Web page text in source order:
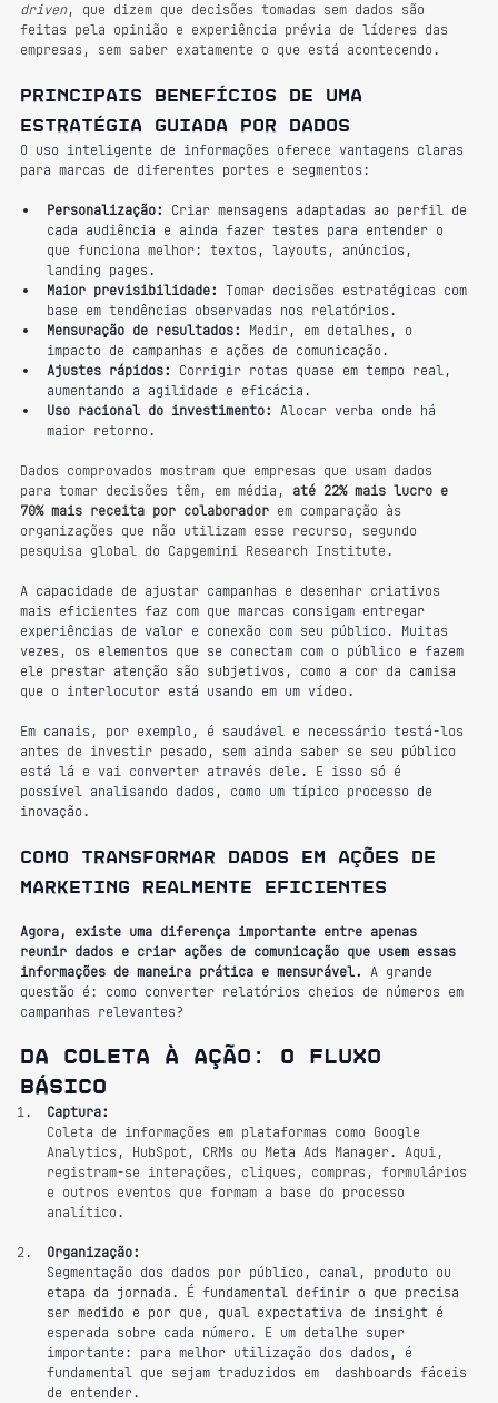
driven, que dizem que decisões tomadas sem dados são
feitas pela opinião e experiência prévia de líderes das
empresas, sem saber exatamente o que está acontecendo.
Principais benefícios de uma
estratégia guiada por dados
O uso inteligente de informações oferece vantagens claras
para marcas de diferentes portes e segmentos:
Personalização:
Criar mensagens adaptadas ao perfil de
cada audiência e ainda fazer testes para entender o
que funciona melhor: textos, layouts, anúncios,
landing pages.
Maior previsibilidade: Tomar decisões estratégicas com
base em tendências observadas nos relatórios.
Mensuração de resultados:
Medir, em detalhes, o
impacto de campanhas e ações de comunicação.
Ajustes rápidos:
Corrigir rotas quase em tempo real,
aumentando a agilidade e eficácia.
Uso racional do investimento: Alocar verba onde há
maior retorno.
Dados comprovados mostram que empresas que usam dados
para tomar decisões têm, em média, até 22% mais lucro e
70% mais receita por colaborador em comparação às
organizações que não utilizam esse recurso, segundo
pesquisa global do Capgemini Research Institute.
A capacidade de ajustar campanhas e desenhar criativos
mais eficientes faz com que marcas consigam entregar
experiências de valor e conexão com seu público. Muitas
vezes, os elementos que se conectam com o público e fazem
ele prestar atenção são subjetivos, como a cor da camisa
que o interlocutor está usando em um vídeo.
Em canais, por exemplo, é saudável e necessário testá-los
antes de investir pesado, sem ainda saber se seu público
está lá e vai converter através dele. E isso só é
possível analisando dados, como um típico processo de
inovação.
Como transformar dados em ações de
marketing realmente eficientes
Agora, existe uma diferença importante entre apenas
reunir dados e criar ações de comunicação que usem essas
informações de maneira prática e mensurável. A grande
questão é: como converter relatórios cheios de números em
campanhas relevantes?
Da coleta à ação: o fluxo
básico
Captura:
Coleta de informações em plataformas como Google
Analytics, HubSpot, CRMs ou Meta Ads Manager. Aqui,
registram-se interações, cliques, compras, formulários
e outros eventos que formam a base do processo
analítico.
Organização:
Segmentação dos dados por público, canal, produto ou
etapa da jornada. É fundamental definir o que precisa
ser medido e por que, qual expectativa de insight é
esperada sobre cada número. E um detalhe super
importante: para melhor utilização dos dados, é
fundamental que sejam traduzidos em  dashboards fáceis
de entender.